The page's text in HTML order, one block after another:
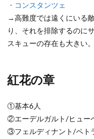
・コンスタンツェ
→高難度では遠くにいる
り、それを排除するのに
スキューの存在も大きい
紅花の章
①基本6人
②エーデルガルト/ヒュー
③フェルディナント/ペト